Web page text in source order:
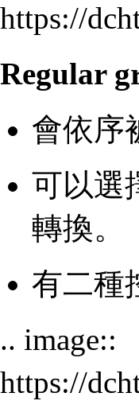
https://
Regular
會依序
可以選
轉換。
有二種
.. image::
https://